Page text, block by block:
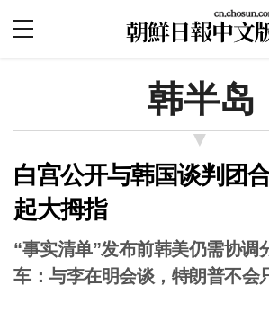
韩半岛
白宫公开与韩国谈判团
起大拇指
“事实清单”发布前韩美仍需协调
车：与李在明会谈，特朗普不会